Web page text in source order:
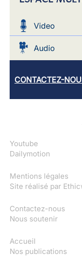
Video
Audio
CONTACTEZ-
Youtube
Dailymotion
Mentions légales
Site réalisé par
Contactez-nous
Nous soutenir
Accueil
Nos publications